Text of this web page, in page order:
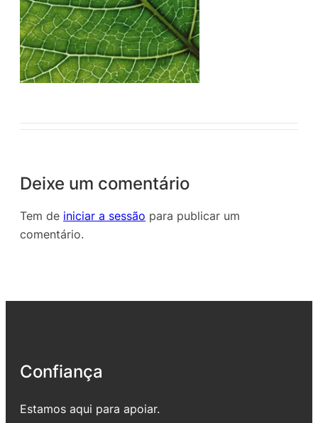
Deixe um comentário
Tem de iniciar a sessão para publicar um
comentário.
Confiança
Estamos aqui para apoiar.